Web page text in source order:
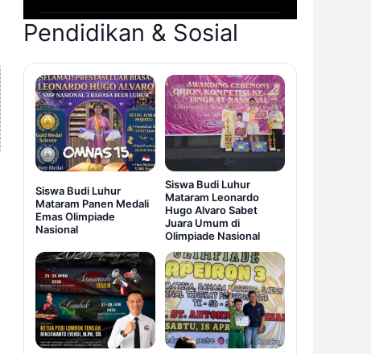
Pendidikan & Sosial
Siswa Budi Luhur
Mataram Panen Medali
Emas Olimpiade
Nasional
Siswa Budi Luhur
Mataram Leonardo
Hugo Alvaro Sabet
Juara Umum di
Olimpiade Nasional